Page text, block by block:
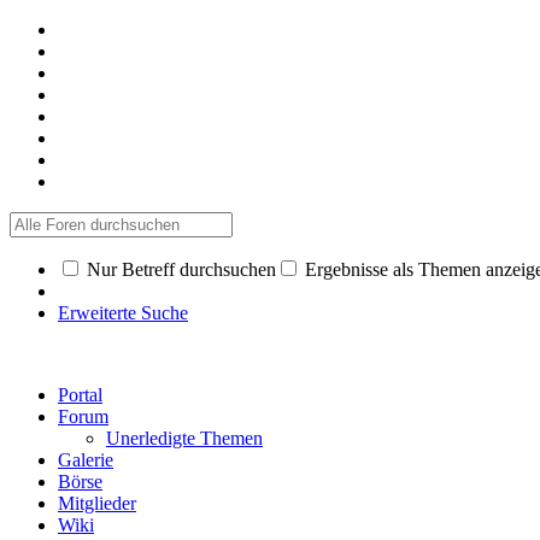
Nur Betreff durchsuchen Ergebnisse als Themen
Erweiterte Suche
Portal
Forum
Unerledigte Themen
Galerie
Börse
Mitglieder
Wiki